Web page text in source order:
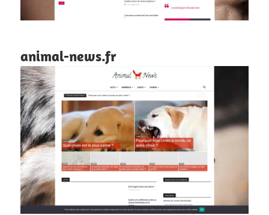
animal-news.fr